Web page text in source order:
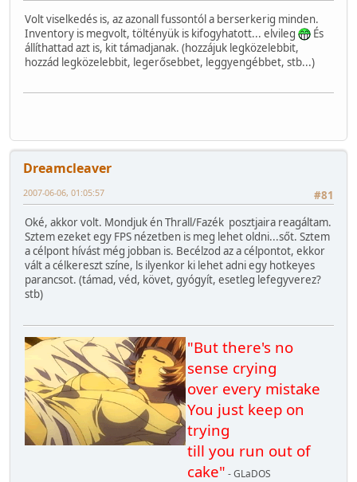
Volt viselkedés is, az azonall fussontól a berserkerig minden.
Inventory is megvolt, töltényük is kifogyhatott... elvileg
És
állíthattad azt is, kit támadjanak. (hozzájuk legközelebbit,
hozzád legközelebbit, legerősebbet, leggyengébbet, stb...)
Dreamcleaver
#81
2007-06-06, 01:05:57
Oké, akkor volt. Mondjuk én Thrall/Fazék posztjaira reagáltam.
Sztem ezeket egy FPS nézetben is meg lehet oldni...sőt. Sztem
a célpont hívást még jobban is. Becélzod az a célpontot, ekkor
vált a célkereszt színe, ls ilyenkor ki lehet adni egy hotkeyes
parancsot. (támad, véd, követ, gyógyít, esetleg lefegyverez?
stb)
"But there's no
sense crying
over every mistake
You just keep on
trying
till you run out of
cake" - GLaDOS